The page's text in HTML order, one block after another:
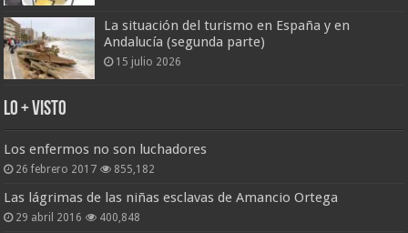
La situación del turismo en España y en
Andalucía (segunda parte)
15 julio 2026
Lo + Visto
Los enfermos no son luchadores
26 febrero 2017 855,182
Las lágrimas de las niñas esclavas de Amancio Ortega
29 abril 2016 400,848